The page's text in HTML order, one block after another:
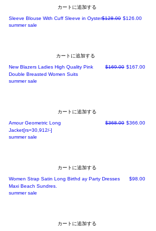
カートに追加する
Sleeve Blouse With Cuff Sleeve in Oyster通常価格
$128.00 セール価格
$126.00
summer sale
カートに追加する
New Blazers Ladies High Quality Pink
Double Breasted Women Suits
通常価格
$169.00 セール価格
$167.00
summer sale
カートに追加する
Amour Geometric Long
Jacket[rs=30,912/-]
通常価格
$368.00 セール価格
$366.00
summer sale
カートに追加する
Women Strap Satin Long Birthd ay Party Dresses
Maxi Beach Sundres.
価格
$98.00
summer sale
カートに追加する